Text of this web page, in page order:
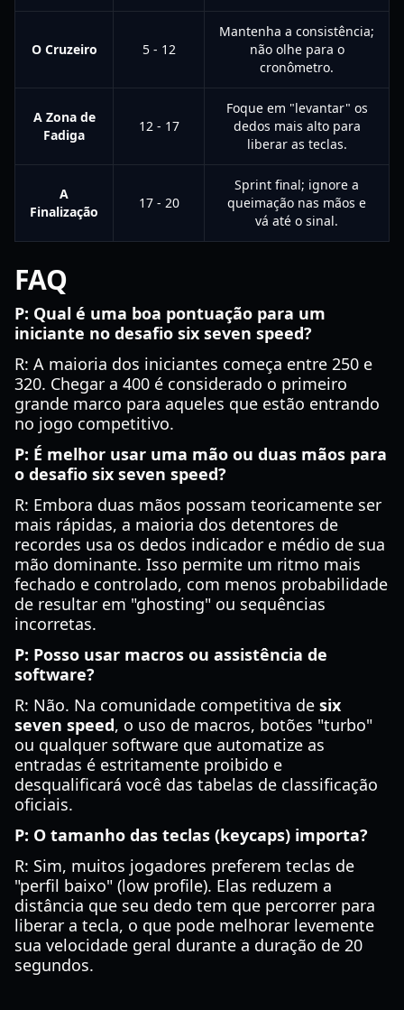
O Cruzeiro 5 - 12
Mantenha a consistência;
não olhe para o
cronômetro.
A Zona de
Fadiga
12 - 17
Foque em "levantar" os
dedos mais alto para
liberar as teclas.
A
Finalização
17 - 20
Sprint final; ignore a
queimação nas mãos e
vá até o sinal.
FAQ
P: Qual é uma boa pontuação para um
iniciante no desafio six seven speed?
R: A maioria dos iniciantes começa entre 250 e
320. Chegar a 400 é considerado o primeiro
grande marco para aqueles que estão entrando
no jogo competitivo.
P: É melhor usar uma mão ou duas mãos para
o desafio six seven speed?
R: Embora duas mãos possam teoricamente ser
mais rápidas, a maioria dos detentores de
recordes usa os dedos indicador e médio de sua
mão dominante. Isso permite um ritmo mais
fechado e controlado, com menos probabilidade
de resultar em "ghosting" ou sequências
incorretas.
P: Posso usar macros ou assistência de
software?
R: Não. Na comunidade competitiva de six
seven speed, o uso de macros, botões "turbo"
ou qualquer software que automatize as
entradas é estritamente proibido e
desqualificará você das tabelas de classificação
oficiais.
P: O tamanho das teclas (keycaps) importa?
R: Sim, muitos jogadores preferem teclas de
"perfil baixo" (low profile). Elas reduzem a
distância que seu dedo tem que percorrer para
liberar a tecla, o que pode melhorar levemente
sua velocidade geral durante a duração de 20
segundos.